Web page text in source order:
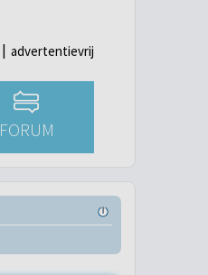
advertentievrij
FORUM